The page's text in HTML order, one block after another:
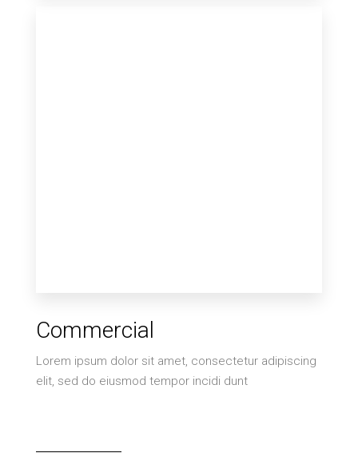
Commercial
Lorem ipsum dolor sit amet, consectetur adipiscing
elit, sed do eiusmod tempor incidi dunt